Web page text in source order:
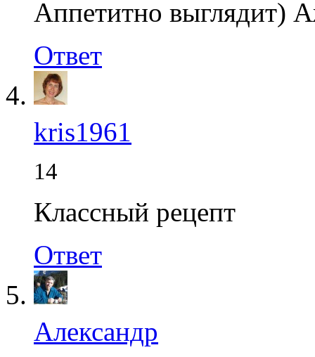
Аппетитно выглядит)
Ответ
kris1961
14
Классный рецепт
Ответ
Александр